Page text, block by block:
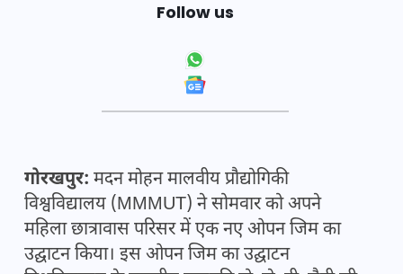
Follow us
गोरखपुर: मदन मोहन मालवीय प्रौद्योगिकी
विश्वविद्यालय (MMMUT) ने सोमवार को अपने
महिला छात्रावास परिसर में एक नए ओपन जिम का
उद्घाटन किया। इस ओपन जिम का उद्घाटन